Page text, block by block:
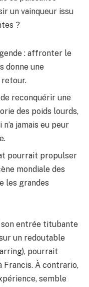
un vainqueur issu
?
: affronter le
donne une
retour.
reconquérir une
des poids lourds,
jamais eu peur
pourrait propulser
mondiale des
les grandes
entrée titubante
un redoutable
pourrait
À contrario,
semble